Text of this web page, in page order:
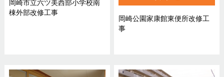
岡崎市立六ツ美西部小学校南
棟外部改修工事
岡崎公園家康館東便所改修工
事